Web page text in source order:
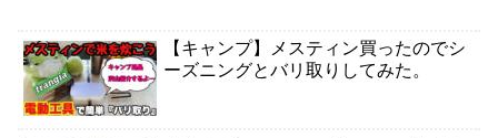
【キャンプ】メスティン買ったのでシ
ーズニングとバリ取りしてみた。